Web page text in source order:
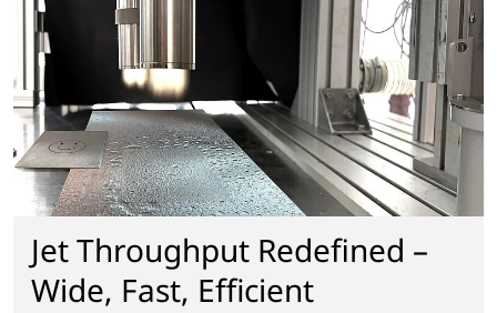
Jet Throughput Redefined –
Wide, Fast, Efficient